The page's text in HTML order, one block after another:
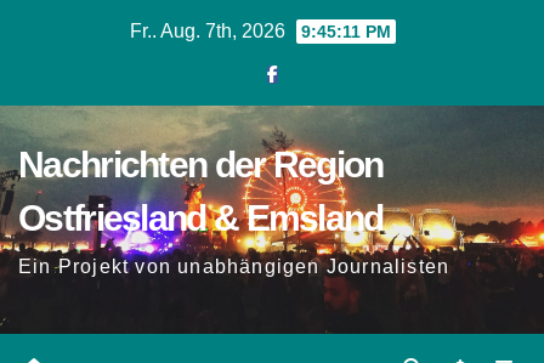
Fr.. Aug. 7th, 2026 9:45:12 PM
Nachrichten der Region
Ostfriesland & Emsland
Ein Projekt von unabhängigen Journalisten